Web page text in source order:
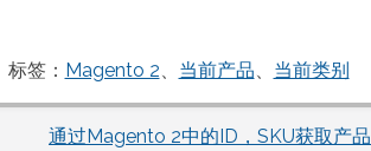
标签： Magento 2、 当前产品、 当前类别
通过Magento 2中的ID，SKU获取产品